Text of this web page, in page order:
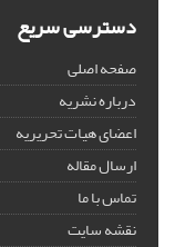
دسترسی سریع
صفحه اصلی
درباره نشریه
اعضای هیات تحریریه
ارسال مقاله
تماس با ما
نقشه سایت